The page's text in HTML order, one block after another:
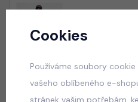
skladem
Cookies
Používáme soubory
vašeho oblíbeného e-
stránek vašim potřebám,